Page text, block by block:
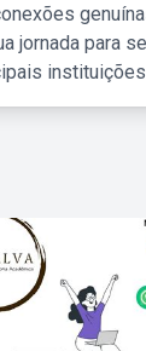
jornada para